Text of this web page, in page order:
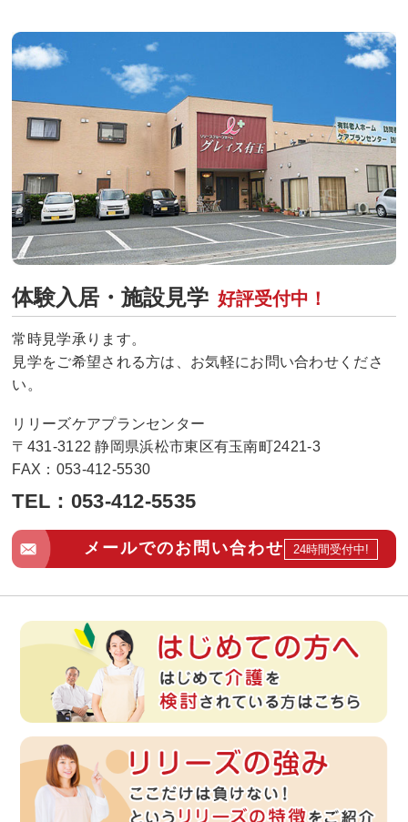
体験入居・施設見学 好評受付中！
常時見学承ります。
見学をご希望される方は、お気軽にお問い合わせくださ
い。
リリーズケアプランセンター
〒431-3122 静岡県浜松市東区有玉南町2421-3
FAX：053-412-5530
TEL： 053-412-5535
メールでのお問い合わせ